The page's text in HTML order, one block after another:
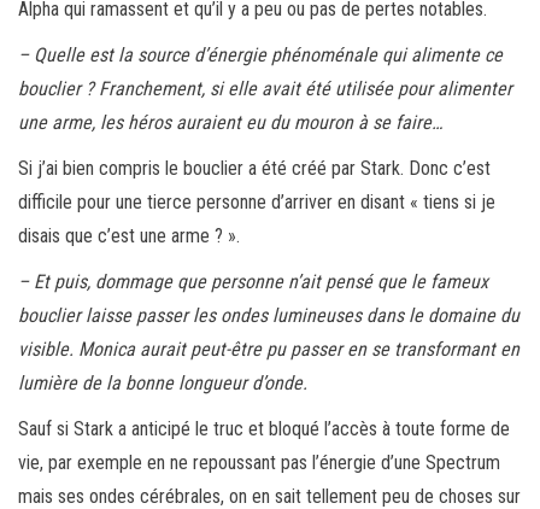
Alpha qui ramassent et qu’il y a peu ou pas de pertes notables.
– Quelle est la source d’énergie phénoménale qui alimente ce
bouclier ? Franchement, si elle avait été utilisée pour alimenter
une arme, les héros auraient eu du mouron à se faire…
Si j’ai bien compris le bouclier a été créé par Stark. Donc c’est
difficile pour une tierce personne d’arriver en disant « tiens si je
disais que c’est une arme ? ».
– Et puis, dommage que personne n’ait pensé que le fameux
bouclier laisse passer les ondes lumineuses dans le domaine du
visible. Monica aurait peut-être pu passer en se transformant en
lumière de la bonne longueur d’onde.
Sauf si Stark a anticipé le truc et bloqué l’accès à toute forme de
vie, par exemple en ne repoussant pas l’énergie d’une Spectrum
mais ses ondes cérébrales, on en sait tellement peu de choses sur